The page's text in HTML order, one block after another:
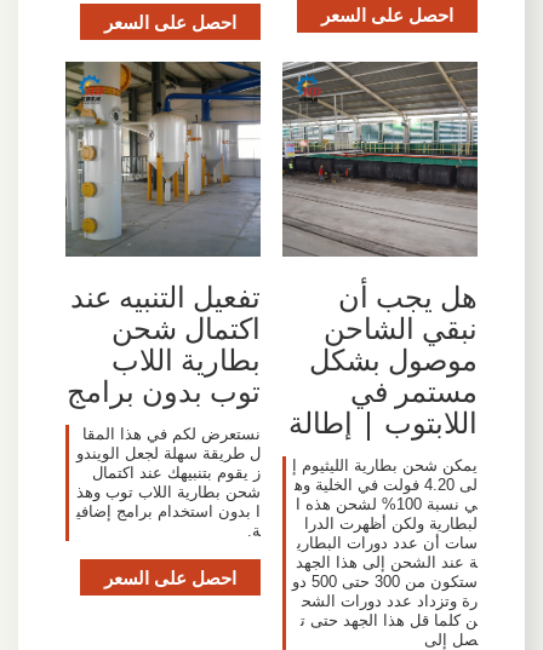
احصل على السعر احصل على السعر
هل يجب أن
نبقي الشاحن
موصول بشكل
مستمر في
اللابتوب | إطالة
يمكن شحن بطارية الليثيوم إ
لى 4.20 فولت في الخلية وه
ي نسبة 100% لشحن هذه ا
لبطارية ولكن أظهرت الدرا
سات أن عدد دورات البطاري
ة عند الشحن إلى هذا الجهد
ستكون من 300 حتى 500 دو
رة وتزداد عدد دورات الشح
ن كلما قل هذا الجهد حتى ت
صل إلى
تفعيل التنبيه عند
اكتمال شحن
بطارية اللاب
توب بدون برامج
نستعرض لكم في هذا المقا
ل طريقة سهلة لجعل الويندو
ز يقوم بتنبيهك عند اكتمال
شحن بطارية اللاب توب وهذ
ا بدون استخدام برامج إضافي
ة.
احصل على السعر